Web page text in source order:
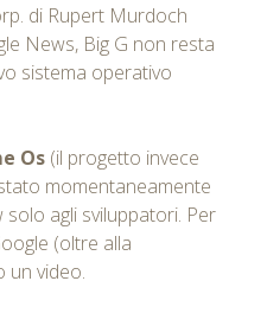
di Rupert Murdoch
News, Big G non resta
sistema operativo
Os (il progetto invece
momentaneamente
agli sviluppatori. Per
(oltre alla
un video.